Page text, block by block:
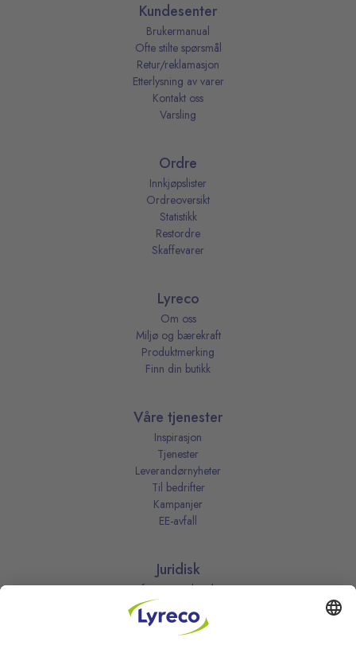
Kundesenter
Brukermanual
Ofte stilte spørsmål
Retur/reklamasjon
Etterlysning av varer
Kontakt oss
Varsling
Ordre
Innkjøpslister
Ordreoversikt
Statistikk
Restordre
Skaffevarer
Lyreco
Om oss
Miljø og bærekraft
Produktmerking
Finn din butikk
Våre tjenester
Inspirasjon
Tjenester
Leverandørnyheter
Til bedrifter
Kampanjer
EE-avfall
Juridisk
Informasjonskapsler
Kjøpsbetingelser
Personvernerklæring
Vilkår